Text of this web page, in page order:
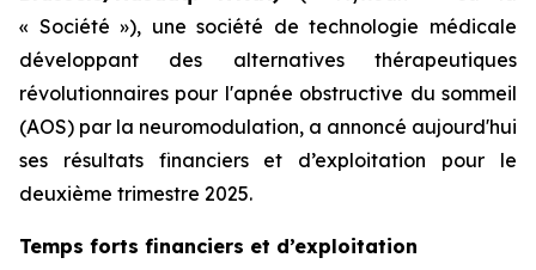
« Société »), une société de technologie médicale
développant des alternatives thérapeutiques
révolutionnaires pour l'apnée obstructive du sommeil
(AOS) par la neuromodulation, a annoncé aujourd'hui
ses résultats financiers et d’exploitation pour le
deuxième trimestre 2025.
Temps forts financiers et d’exploitation